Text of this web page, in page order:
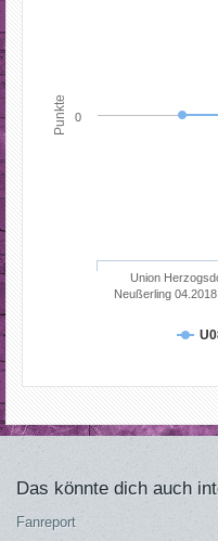
Punkte
Union
Neußerling
0
Das könnte dich auch
Fanreport